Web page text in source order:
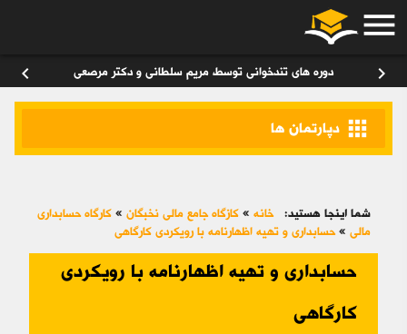
menu
chevron_right دوره های تندخوانی توسط مریم سلطانی و دکتر مرصعی chevron_left
apps دپارتمان ها
شما اینجا هستید: خانه » کازگاه جامع مالی نخبگان » کارگاه حسابداری
مالی »حسابداری و تهیه اظهارنامه با رویکردی کارگاهی
حسابداری و تهیه اظهارنامه با رویکردی
کارگاهی